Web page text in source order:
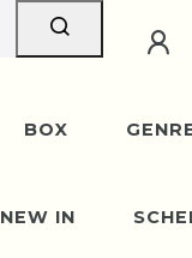
BOX
NEW IN